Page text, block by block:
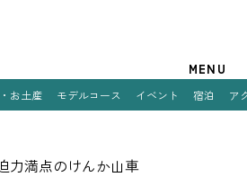
お土産 モデルコース イベント 宿泊 ア
満点のけんか山車
MENU